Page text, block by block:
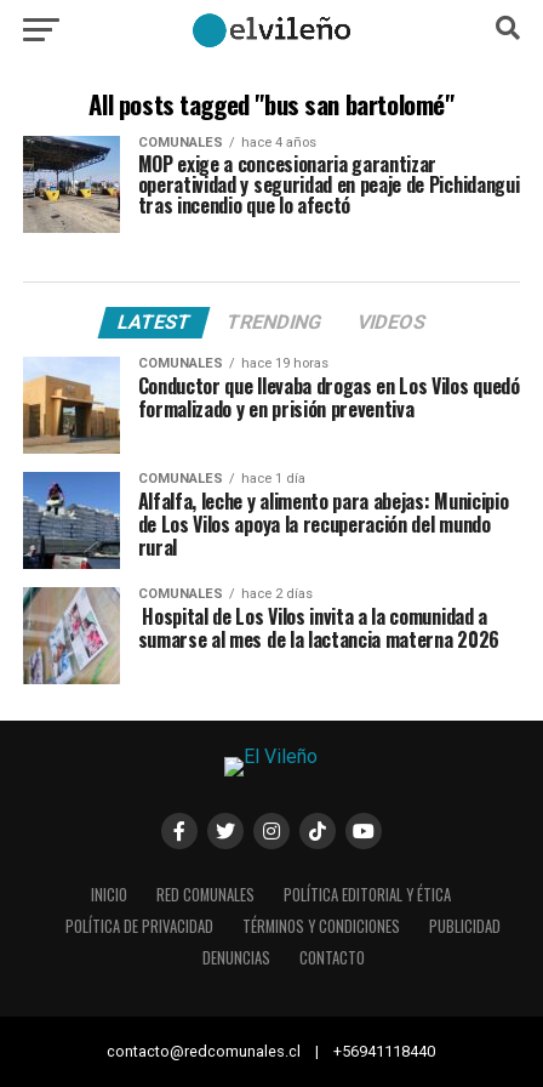
All posts tagged "bus san bartolomé"
COMUNALES hace 4 años
MOP exige a concesionaria garantizar
operatividad y seguridad en peaje de Pichidangui
tras incendio que lo afectó
LATEST TRENDING VIDEOS
COMUNALES hace 19 horas
Conductor que llevaba drogas en Los Vilos quedó
formalizado y en prisión preventiva
COMUNALES hace 1 día
Alfalfa, leche y alimento para abejas: Municipio
de Los Vilos apoya la recuperación del mundo
rural
COMUNALES hace 2 días
Hospital de Los Vilos invita a la comunidad a
sumarse al mes de la lactancia materna 2026
INICIO RED COMUNALES
POLÍTICA EDITORIAL Y ÉTICA
POLÍTICA DE PRIVACIDAD
TÉRMINOS Y CONDICIONES
PUBLICIDAD
DENUNCIAS
CONTACTO
contacto@redcomunales.cl | +56941118440